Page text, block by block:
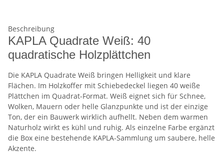
Beschreibung
KAPLA Quadrate Weiß: 40
quadratische Holzplättchen
Die KAPLA Quadrate Weiß bringen Helligkeit und klare
Flächen. Im Holzkoffer mit Schiebedeckel liegen 40 weiße
Plättchen im Quadrat-Format. Weiß eignet sich für Schnee,
Wolken, Mauern oder helle Glanzpunkte und ist der einzige
Ton, der ein Bauwerk wirklich aufhellt. Neben dem warmen
Naturholz wirkt es kühl und ruhig. Als einzelne Farbe ergänzt
die Box eine bestehende KAPLA-Sammlung um saubere, helle
Akzente.